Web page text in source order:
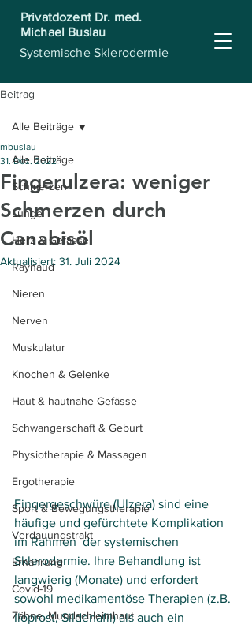
Privatdozent Dr. med.
Michael Buslau
Systemische Sklerodermie
Beitrag
Alle Beiträge
Schmerzen
Lunge
Herz & Gefässe
Raynaud
Nieren
Nerven
Muskulatur
Knochen & Gelenke
Haut & hautnahe Gefässe
Schwangerschaft & Geburt
Physiotherapie & Massagen
Ergotherapie
Sport & Bewegungstherapie
Verdauungstrakt
Ernährung
Covid-19
Zähne, Mundschleimhaut
Alle Beiträge
Fingerulzera: weniger
Schmerzen durch
Canabisöl
mbuslau
31. Dez. 2022
Aktualisiert: 31. Juli 2024
Fingergeschwüre (Ulzera) sind eine
häufige und gefürchtete Komplikation
im Rahmen  der systemischen
Sklerodermie. Ihre Behandlung ist
langwierig (Monate) und erfordert
sowohl medikamentöse Therapien (z.B.
Iloprost, Sildenafil) als auch ein